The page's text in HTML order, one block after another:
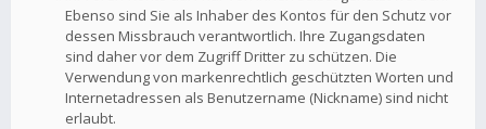
Ebenso sind Sie als Inhaber des Kontos für den Schutz vor
dessen Missbrauch verantwortlich. Ihre Zugangsdaten
sind daher vor dem Zugriff Dritter zu schützen. Die
Verwendung von markenrechtlich geschützten Worten und
Internetadressen als Benutzername (Nickname) sind nicht
erlaubt.